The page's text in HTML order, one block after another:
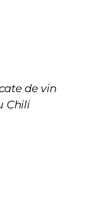
de vin
Chili